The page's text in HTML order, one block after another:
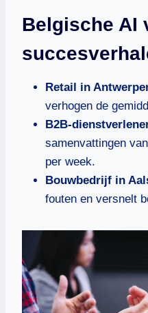
Belgische AI
Retail in
verhogen de
B2B-
samenvattingen
per week.
Bouwbedrijf in
fouten en versnelt